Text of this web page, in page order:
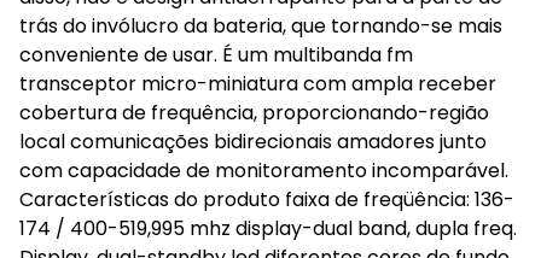
trás do invólucro da bateria, que tornando-se mais
conveniente de usar. É um multibanda fm
transceptor micro-miniatura com ampla receber
cobertura de frequência, proporcionando-região
local comunicações bidirecionais amadores junto
com capacidade de monitoramento incomparável.
Características do produto faixa de freqüência: 136-
174 / 400-519,995 mhz display-dual band, dupla freq.